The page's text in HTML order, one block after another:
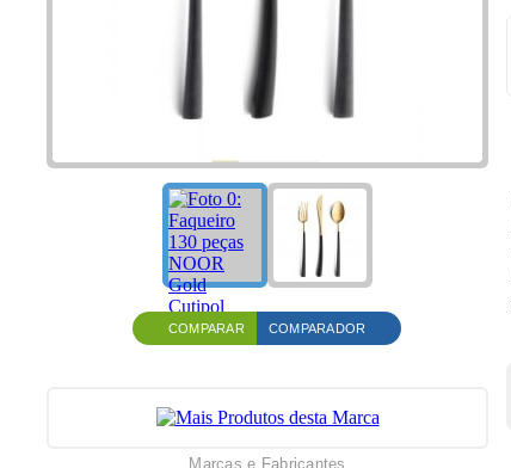
COMPARAR COMPARADOR
Marcas e Fabricantes